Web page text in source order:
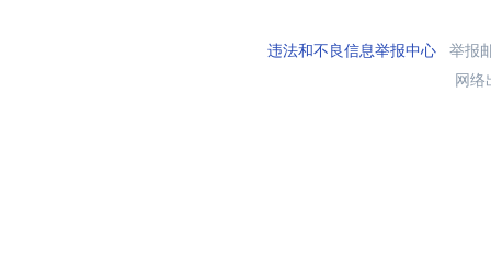
违法和不良信息举报中心举报
网